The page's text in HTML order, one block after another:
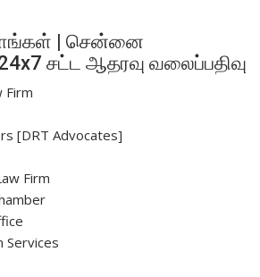
| சென்னை
சட்ட ஆதரவு வலைப்பதிவு
Firm
[DRT Advocates]
Firm
Services